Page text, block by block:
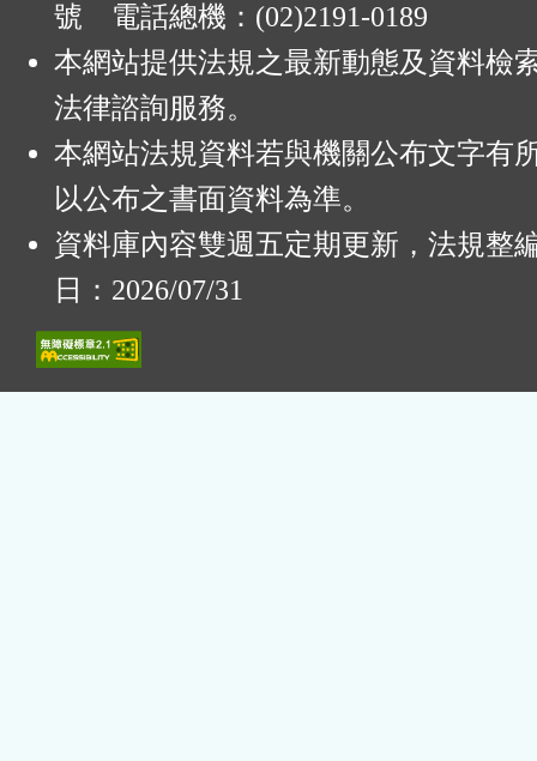
號 電話總機：(02)2191-0189
本網站提供法規之最新動態及資料檢
法律諮詢服務。
本網站法規資料若與機關公布文字有
以公布之書面資料為準。
資料庫內容雙週五定期更新，法規整
日：2026/07/31